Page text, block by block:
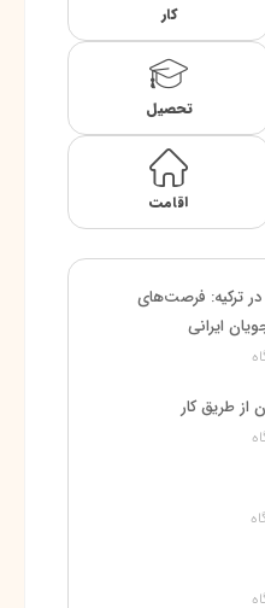
کار
تحصیل
اقامت
ترکیه: فرصت‌های
ایرانی
از طریق کار